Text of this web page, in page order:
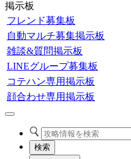
掲示板
フレンド募集板
自動マルチ募集掲示板
雑談&質問掲示板
LINEグループ募集板
コテハン専用掲示板
顔合わせ専用掲示板
検索